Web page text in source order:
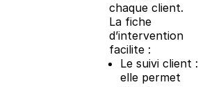
chaque client.
La fiche
d’intervention
facilite :
Le suivi client :
elle permet